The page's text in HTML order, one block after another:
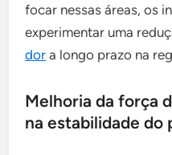
focar nessas áreas, os
experimentar uma
dor a longo prazo na
Melhoria da força
na estabilidade do